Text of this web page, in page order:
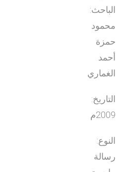
الباحث:
محمود
حمزة
أحمد
الغماري
التاريخ:
2009م
النوع:
رسالة